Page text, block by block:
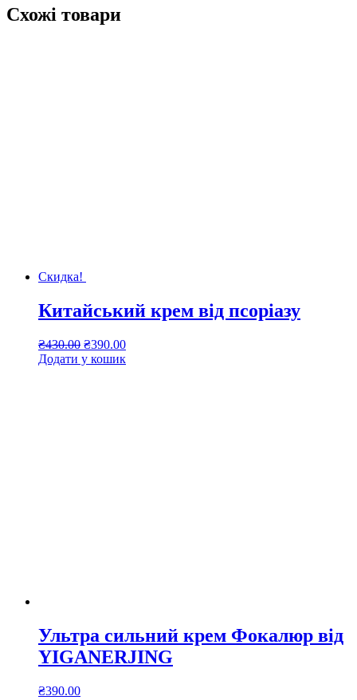
Схожі товари
Скидка!
Китайський крем від псоріазу
₴430.00 Оригінальна
ціна:
₴390.00Поточна
ціна:
Додати у кошик
Ультра сильний крем Фокалюр від
YIGANERJING
₴390.00